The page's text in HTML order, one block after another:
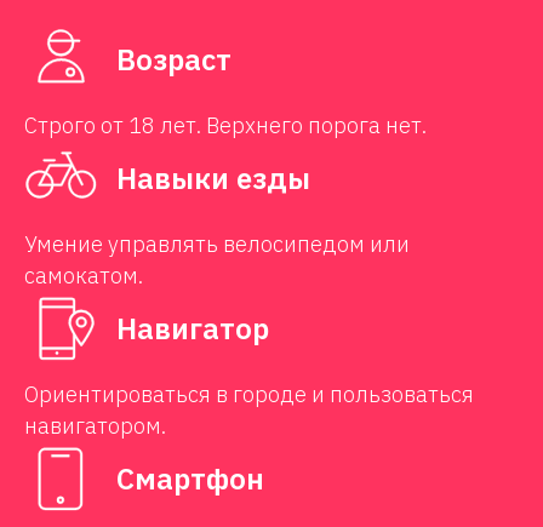
Возраст
Строго от 18 лет. Верхнего порога нет.
Навыки езды
Умение управлять велосипедом или
самокатом.
Навигатор
Ориентироваться в городе и пользоваться
навигатором.
Смартфон